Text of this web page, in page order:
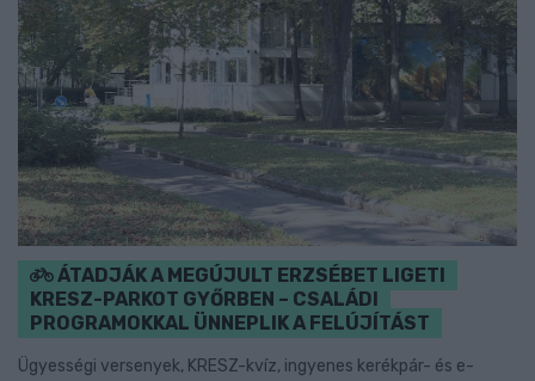
ÁTADJÁK A MEGÚJULT ERZSÉBET LIGETI
KRESZ-PARKOT GYŐRBEN – CSALÁDI
PROGRAMOKKAL ÜNNEPLIK A FELÚJÍTÁST
Ügyességi versenyek, KRESZ-kvíz, ingyenes kerékpár- és e-